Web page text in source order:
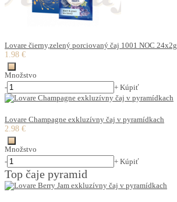
Lovare čierny,zelený porciovaný čaj 1001 NOC 24x2g
1.98 €
Množstvo
-
+ Kúpiť
Lovare Champagne exkluzívny čaj v pyramídkach
2.98 €
Množstvo
-
+ Kúpiť
Top čaje pyramid